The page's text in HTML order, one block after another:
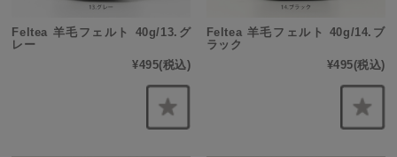
Feltea 羊毛フェルト 40g/13.グ
レー
¥495(税込)
Feltea 羊毛フェルト 40g/14.ブ
ラック
¥495(税込)